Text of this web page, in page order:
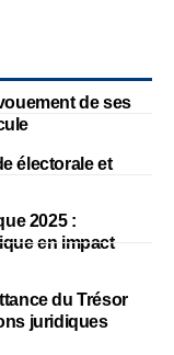
de ses
électorale et
2025 :
en impact
du Trésor
juridiques